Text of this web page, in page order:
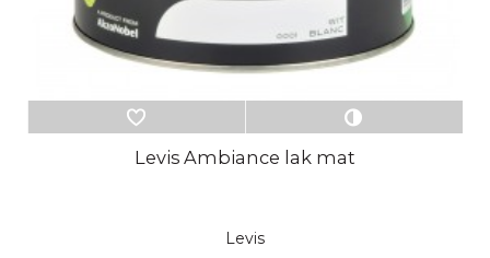
Levis Ambiance lak mat
Levis